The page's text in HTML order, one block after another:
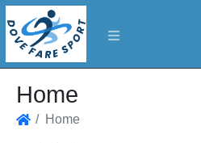
Home
Home